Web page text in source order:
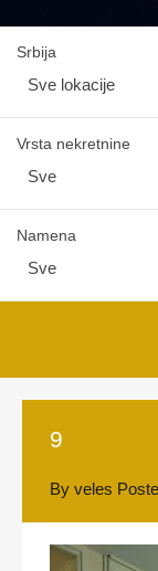
Srbija
Sve lokacije
Vrsta nekretnine
Sve
Namena
Sve
9
By veles